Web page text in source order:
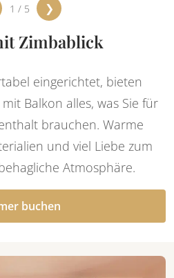
1 / 5 ❯
Zimbablick
eingerichtet, bieten
Balkon alles, was Sie für
brauchen. Warme
und viel Liebe zum
Atmosphäre.
buchen